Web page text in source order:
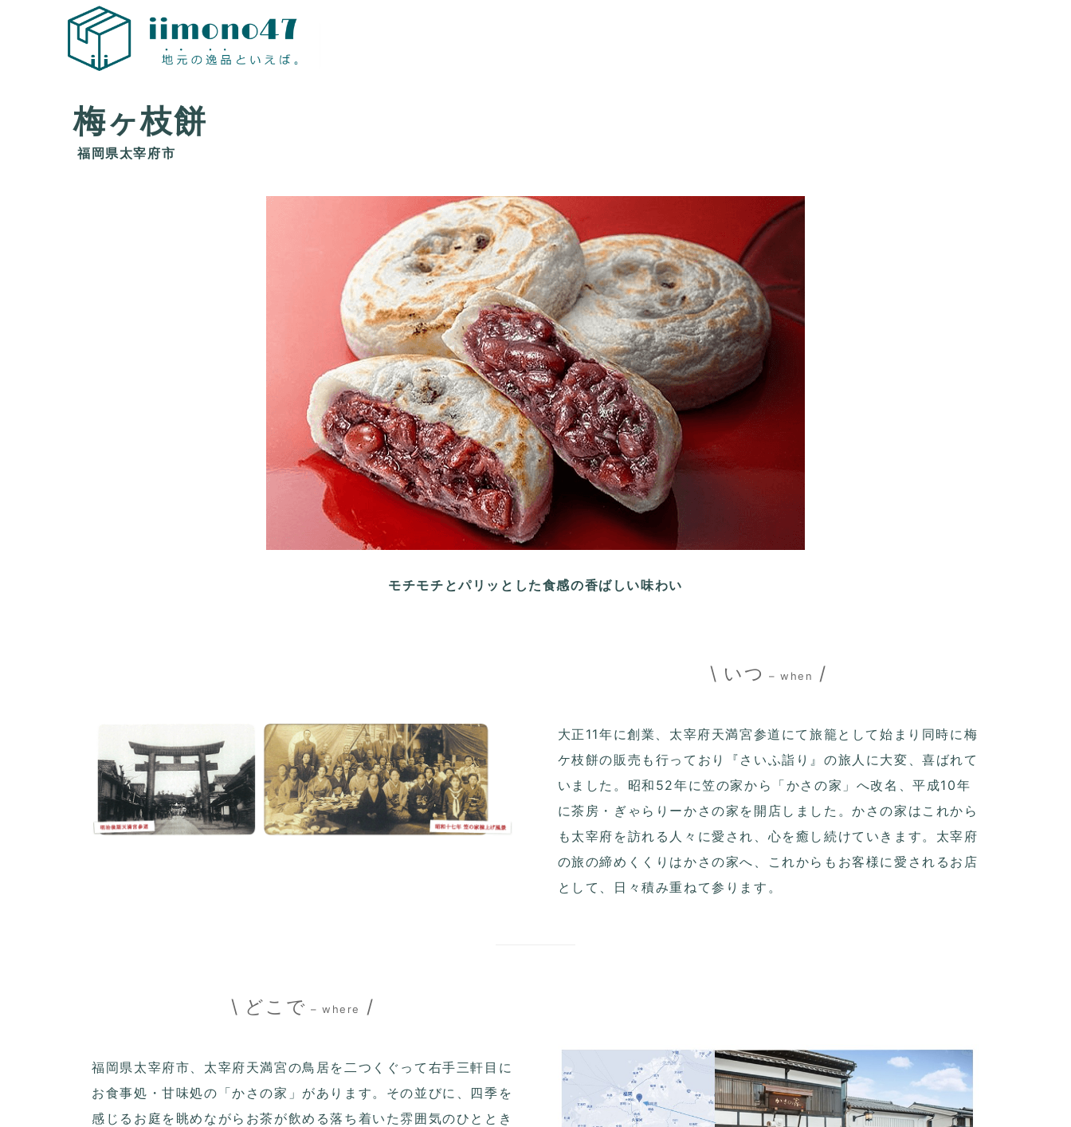
梅ヶ枝餅
福岡県太宰府市
モチモチとパリッとした食感の香ばしい味わい
\ いつ – when /
大正11年に創業、太宰府天満宮参道にて旅籠として始まり同時に梅
ケ枝餅の販売も行っており『さいふ詣り』の旅人に大変、喜ばれて
いました。昭和52年に笠の家から「かさの家」へ改名、平成10年
に茶房・ぎゃらりーかさの家を開店しました。かさの家はこれから
も太宰府を訪れる人々に愛され、心を癒し続けていきます。太宰府
の旅の締めくくりはかさの家へ、これからもお客様に愛されるお店
として、日々積み重ねて参ります。
\ どこで – where /
福岡県太宰府市、太宰府天満宮の鳥居を二つくぐって右手三軒目に
お食事処・甘味処の「かさの家」があります。その並びに、四季を
感じるお庭を眺めながらお茶が飲める落ち着いた雰囲気のひととき